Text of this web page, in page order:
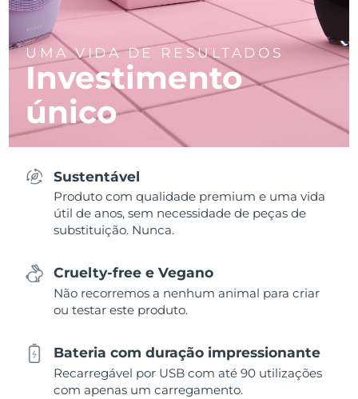
UMA VIDA DE RESULTADOS
Investimento
único
Sustentável
Produto com qualidade premium e uma vida
útil de anos, sem necessidade de peças de
substituição. Nunca.
Cruelty-free e Vegano
Não recorremos a nenhum animal para criar
ou testar este produto.
Bateria com duração impressionante
Recarregável por USB com até 90 utilizações
com apenas um carregamento.